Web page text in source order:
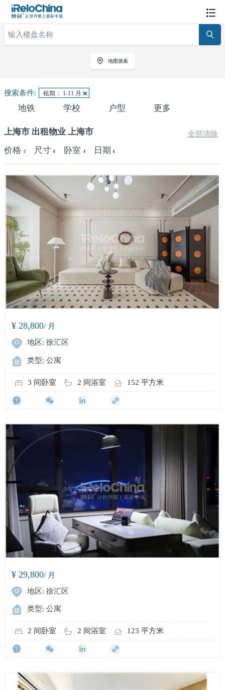
地图搜索
搜索条件: 租期： 1-11 月
地铁 学校 户型 更多
上海市 出租物业 上海市 全部清除
价格 尺寸 卧室 日期
¥ 28,800/ 月
地区: 徐汇区
类型: 公寓
3 间卧室 2 间浴室 152 平方米
¥ 29,800/ 月
地区: 徐汇区
类型: 公寓
2 间卧室 2 间浴室 123 平方米